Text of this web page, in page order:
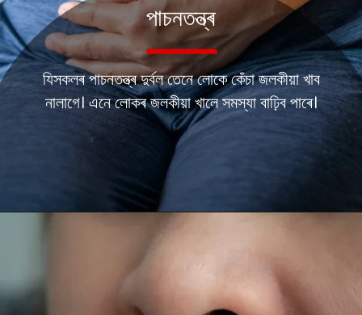
যিসকলৰ পাচনতন্ত্ৰ দুৰ্বল তেনে লোকে কেঁচা জলকীয়া খাব
নালাগে। এনে লোকৰ জলকীয়া খালে সমস্যা বাঢ়িব পাৰে।
পাচনতন্ত্ৰ